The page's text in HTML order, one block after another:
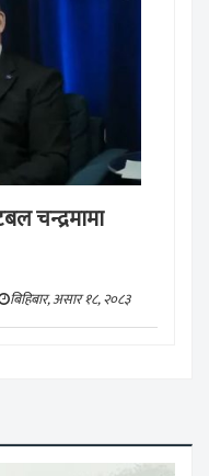
चन्द्रमामा
बिहिबार, असार १८, २०८३